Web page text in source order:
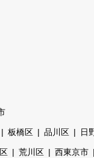
板橋区 品川区 日
荒川区 西東京市